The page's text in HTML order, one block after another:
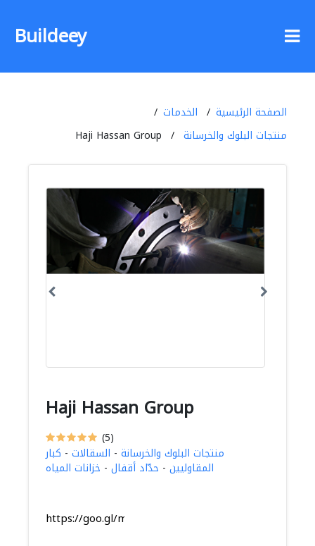
Buildeey
الصفحة الرئيسية
الخدمات
منتجات البلوك والخرسانة
Haji Hassan Group
Haji Hassan Group
(5)
منتجات البلوك والخرسانة - السقالات - كبار
المقاوليين - حدّاد أقفال - خزانات المياه
https://goo.gl/maps/nm2mvBLWLtxvuTnf8